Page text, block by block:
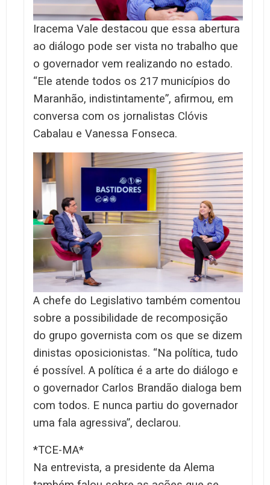
Iracema Vale destacou que essa abertura
ao diálogo pode ser vista no trabalho que
o governador vem realizando no estado.
“Ele atende todos os 217 municípios do
Maranhão, indistintamente”, afirmou, em
conversa com os jornalistas Clóvis
Cabalau e Vanessa Fonseca.
A chefe do Legislativo também comentou
sobre a possibilidade de recomposição
do grupo governista com os que se dizem
dinistas oposicionistas. “Na política, tudo
é possível. A política é a arte do diálogo e
o governador Carlos Brandão dialoga bem
com todos. E nunca partiu do governador
uma fala agressiva”, declarou.
*TCE-MA*
Na entrevista, a presidente da Alema